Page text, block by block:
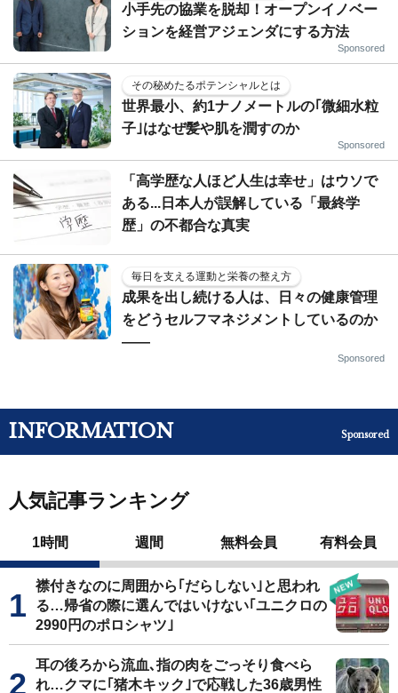
小手先の協業を脱却！オープンイノベー
ションを経営アジェンダにする方法
Sponsored
その秘めたるポテンシャルとは
世界最小、約1ナノメートルの｢微細水粒
子｣はなぜ髪や肌を潤すのか
Sponsored
「高学歴な人ほど人生は幸せ」はウソで
ある...日本人が誤解している「最終学
歴」の不都合な真実
毎日を支える運動と栄養の整え方
成果を出し続ける人は、日々の健康管理
をどうセルフマネジメントしているのか
——
Sponsored
INFORMATION Sponsored
人気記事ランキング
1時間 週間 無料会員 有料会員
襟付きなのに周囲から｢だらしない｣と思われ
る…帰省の際に選んではいけない｢ユニクロの
2990円のポロシャツ｣
耳の後ろから流血､指の肉をごっそり食べら
れ…クマに｢猪木キック｣で応戦した36歳男性